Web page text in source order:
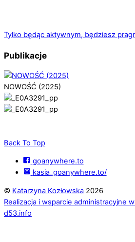
Tylko będąc aktywnym, będziesz
Publikacje
NOWOŚĆ (2025)
Back To Top
goanywhere.to
kasia_goanywhere.to/
© Katarzyna Kozłowska 2026
Realizacja i wsparcie administracyjne
d53.info